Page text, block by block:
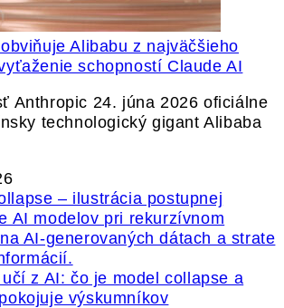
Alibabu z najväčšieho
schopností Claude AI
Anthropic 24. júna 2026 oficiálne
technologický gigant Alibaba
z AI: čo je model collapse a
výskumníkov